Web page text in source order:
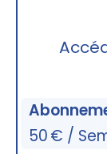
50 € /